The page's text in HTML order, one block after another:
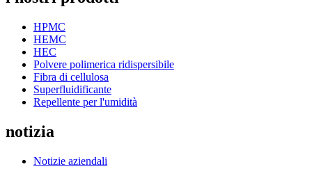
HPMC
HEMC
HEC
Polvere polimerica ridispersibile
Fibra di cellulosa
Superfluidificante
Repellente per l'umidità
notizia
Notizie aziendali